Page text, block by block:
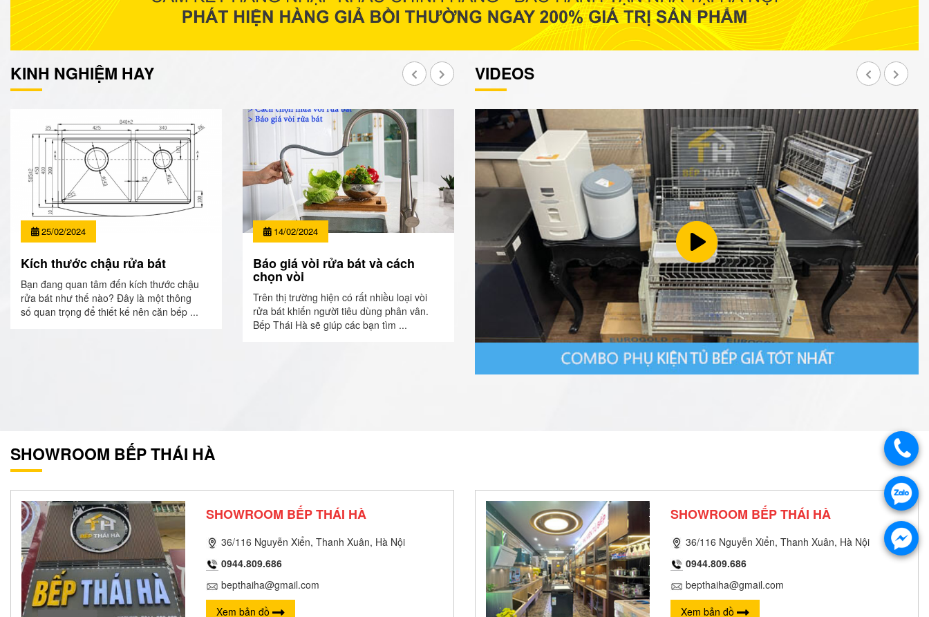
KINH NGHIỆM HAY
25/02/2024
Kích thước chậu rửa bát
Bạn đang quan tâm đến kích thước chậu
rửa bát như thế nào? Đây là một thông
số quan trọng để thiết kế nên căn bếp ...
14/02/2024
Báo giá vòi rửa bát và cách
chọn vòi
Trên thị trường hiện có rất nhiều loại vòi
rửa bát khiến người tiêu dùng phân vân.
Bếp Thái Hà sẽ giúp các bạn tìm ...
VIDEOS
SHOWROOM BẾP THÁI HÀ
SHOWROOM BẾP THÁI HÀ
36/116 Nguyễn Xiển, Thanh Xuân, Hà Nội
0944.809.686
bepthaiha@gmail.com
Xem bản đồ
SHOWROOM BẾP THÁI HÀ
36/116 Nguyễn Xiển, Thanh Xuân, Hà Nội
0944.809.686
bepthaiha@gmail.com
Xem bản đồ